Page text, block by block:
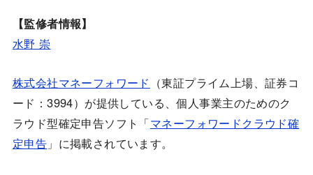
【監修者情報】
水野 崇
株式会社マネーフォワード （東証プライム上場、証券コ
ード：3994）が提供している、個人事業主のためのク
ラウド型確定申告ソフト「マネーフォワードクラウド確
定申告 」に掲載されています。